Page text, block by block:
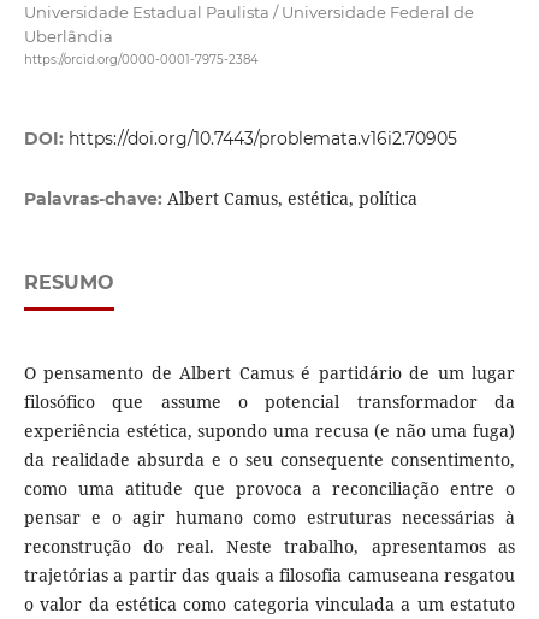
Universidade Estadual Paulista / Universidade Federal de
Uberlândia
https://orcid.org/0000-0001-7975-2384
DOI: https://doi.org/10.7443/problemata.v16i2.70905
Palavras-chave: Albert Camus, estética, política
RESUMO
O pensamento de Albert Camus é partidário de um lugar
filosófico que assume o potencial transformador da
experiência estética, supondo uma recusa (e não uma fuga)
da realidade absurda e o seu consequente consentimento,
como uma atitude que provoca a reconciliação entre o
pensar e o agir humano como estruturas necessárias à
reconstrução do real. Neste trabalho, apresentamos as
trajetórias a partir das quais a filosofia camuseana resgatou
o valor da estética como categoria vinculada a um estatuto